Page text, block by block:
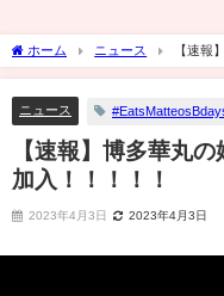
ホーム ニュース
【速報
入！！！！！
ニュース
【速報】博多華丸
加入！！！！！
2023年4月3日 2023年4月3日